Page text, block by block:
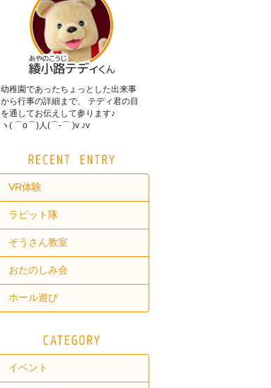
幼稚園であったちょっとした出来事
から行事の詳細まで、 テディ君の目
を通してお伝えして参ります♪
ヽ( ⌒o⌒)人(⌒-⌒ )v ♪v
VR体験
ラビット隊
ぞうさん教室
おたのしみ会
ホール遊び
イベント